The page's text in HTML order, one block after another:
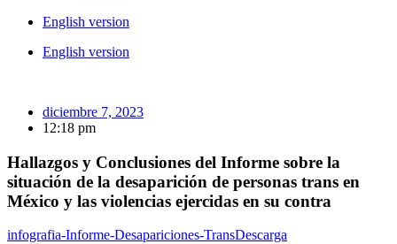
English version
English version
diciembre 7, 2023
12:18 pm
Hallazgos y Conclusiones del Informe sobre la
situación de la desaparición de personas trans en
México y las violencias ejercidas en su contra
infografia-Informe-Desapariciones-TransDescarga